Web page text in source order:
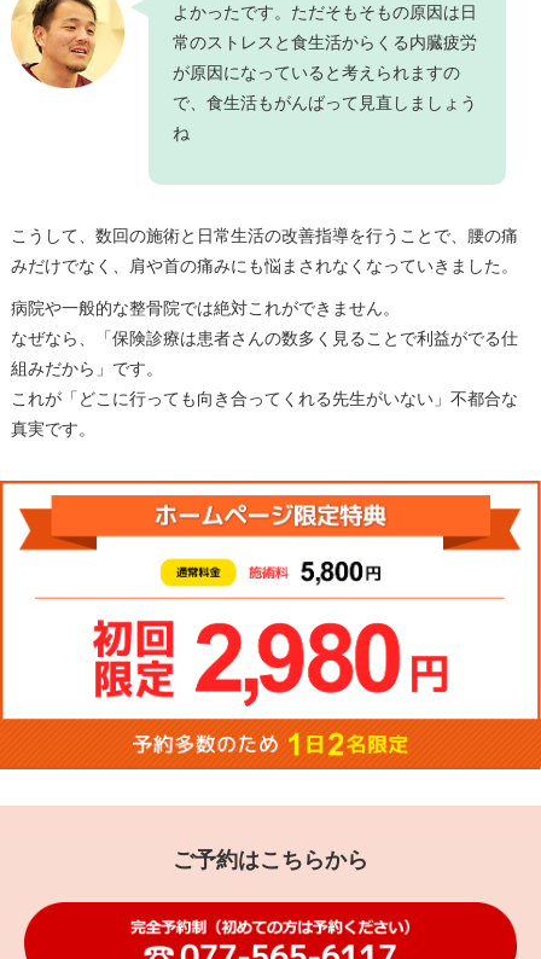
よかったです。ただそもそもの原因は日
常のストレスと食生活からくる内臓疲労
が原因になっていると考えられますの
で、食生活もがんばって見直しましょう
ね
こうして、数回の施術と日常生活の改善指導を行うことで、腰の痛
みだけでなく、肩や首の痛みにも悩まされなくなっていきました。
病院や一般的な整骨院では絶対これができません。
なぜなら、「保険診療は患者さんの数多く見ることで利益がでる仕
組みだから」です。
これが「どこに行っても向き合ってくれる先生がいない」不都合な
真実です。
ご予約はこちらから